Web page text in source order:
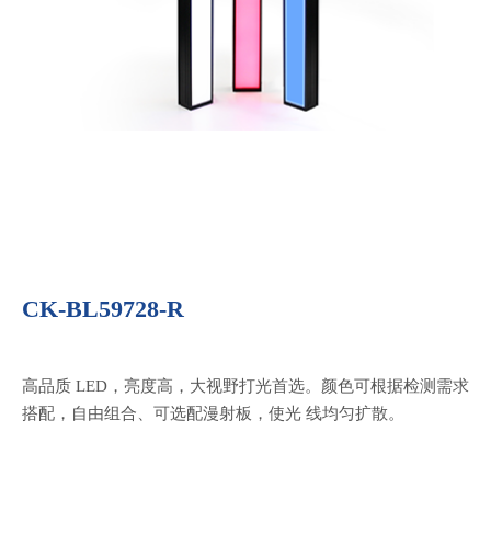
CK-BL59728-R
高品质 LED，亮度高，大视野打光首选。颜色可根据检测需求
搭配，自由组合、可选配漫射板，使光 线均匀扩散。